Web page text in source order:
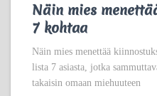
Näin mies
7 kohtaa
Näin mies menettää
lista 7 asiasta, jotka
takaisin omaan miehuuteen